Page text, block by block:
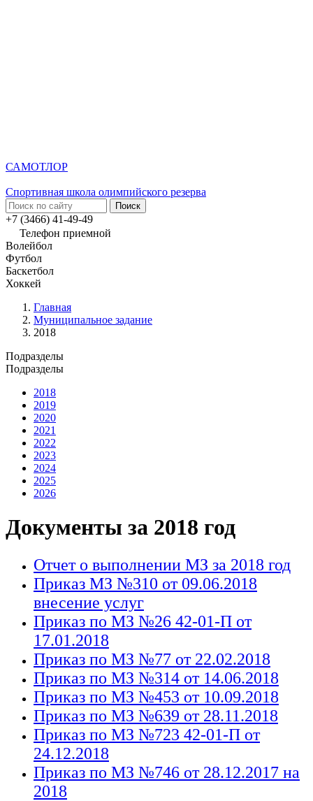
САМОТЛОР
Спортивная школа олимпийского резерва
+7 (3466) 41-49-49
Телефон приемной
Волейбол
Футбол
Баскетбол
Хоккей
Главная
Муниципальное задание
2018
Подразделы
Подразделы
2018
2019
2020
2021
2022
2023
2024
2025
2026
Документы за 2018 год
Отчет о выполнении МЗ за 2018 год
Приказ МЗ №310 от 09.06.2018
внесение услуг
Приказ по МЗ №26 42-01-П от
17.01.2018
Приказ по МЗ №77 от 22.02.2018
Приказ по МЗ №314 от 14.06.2018
Приказ по МЗ №453 от 10.09.2018
Приказ по МЗ №639 от 28.11.2018
Приказ по МЗ №723 42-01-П от
24.12.2018
Приказ по МЗ №746 от 28.12.2017 на
2018